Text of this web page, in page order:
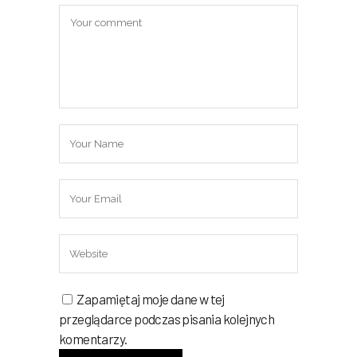
Zapamiętaj moje dane w tej
przeglądarce podczas pisania kolejnych
komentarzy.